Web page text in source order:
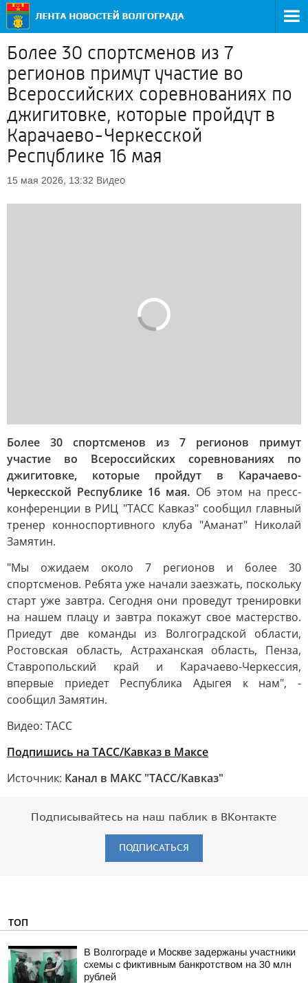
Более 30 спортсменов из 7
регионов примут участие во
Всероссийских соревнованиях по
джигитовке, которые пройдут в
Карачаево-Черкесской
Республике 16 мая
15 мая 2026, 13:32 Видео
Более 30 спортсменов из 7 регионов примут
участие во Всероссийских соревнованиях по
джигитовке, которые пройдут в Карачаево-
Черкесской Республике 16 мая. Об этом на пресс-
конференции в РИЦ "ТАСС Кавказ" сообщил главный
тренер конноспортивного клуба "Аманат" Николай
Замятин.
"Мы ожидаем около 7 регионов и более 30
спортсменов. Ребята уже начали заезжать, поскольку
старт уже завтра. Сегодня они проведут тренировки
на нашем плацу и завтра покажут свое мастерство.
Приедут две команды из Волгоградской области,
Ростовская область, Астраханская область, Пенза,
Ставропольский край и Карачаево-Черкессия,
впервые приедет Республика Адыгея к нам", -
сообщил Замятин.
Видео: ТАСС
Подпишись на ТАСС/Кавказ в Максе
Источник: Канал в МАКС "ТАСС/Кавказ"
Подписывайтесь на наш паблик в ВКонтакте
ПОДПИСАТЬСЯ
ТОП
В Волгограде и Москве задержаны участники
схемы с фиктивным банкротством на 30 млн
рублей